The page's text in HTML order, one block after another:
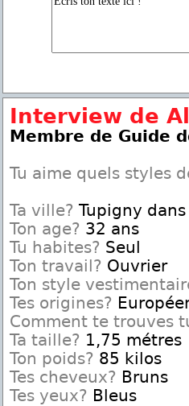
Interview de
Membre de Guide
Tu aime quels styles
Ta ville? Tupigny
Ton age? 32 ans
Tu habites? Seul
Ton travail? Ouvrier
Ton style
Tes origines?
Comment te trouves
Ta taille? 1,75 métres
Ton poids? 85 kilos
Tes cheveux? Bruns
Tes yeux? Bleus